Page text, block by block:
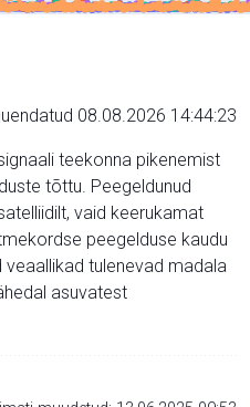
08.08.2026 14:44:23
teekonna pikenemist
tõttu. Peegeldunud
vaid keerukamat
peegelduse kaudu
tulenevad madala
asuvatest